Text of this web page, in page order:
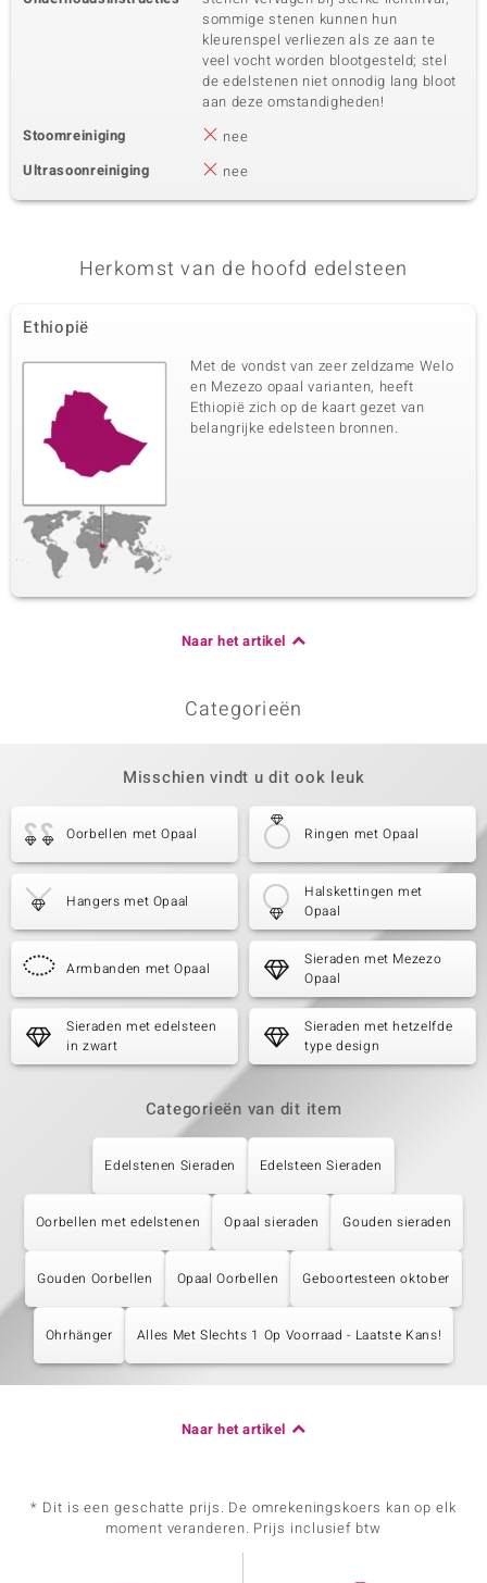
sommige stenen kunnen hun
kleurenspel verliezen als ze aan te
veel vocht worden blootgesteld; stel
de edelstenen niet onnodig lang bloot
aan deze omstandigheden!
Stoomreiniging
nee
Ultrasoonreiniging
nee
Herkomst van de hoofd edelsteen
Ethiopië
Met de vondst van zeer zeldzame Welo
en Mezezo opaal varianten, heeft
Ethiopië zich op de kaart gezet van
belangrijke edelsteen bronnen.
Naar het artikel
Categorieën
Misschien vindt u dit ook leuk
Oorbellen met Opaal Ringen met Opaal
Hangers met Opaal
Halskettingen met
Opaal
Armbanden met Opaal
Sieraden met Mezezo
Opaal
Sieraden met edelsteen
in zwart
Sieraden met hetzelfde
type design
Categorieën van dit item
Edelstenen Sieraden Edelsteen Sieraden
Oorbellen met edelstenen Opaal sieraden Gouden sieraden
Gouden Oorbellen Opaal Oorbellen Geboortesteen oktober
Ohrhänger Alles Met Slechts 1 Op Voorraad - Laatste Kans!
Naar het artikel
* Dit is een geschatte prijs. De omrekeningskoers kan op elk
moment veranderen. Prijs inclusief btw